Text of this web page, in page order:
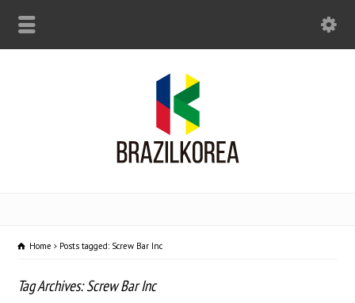
Home Posts tagged: Screw Bar Inc
Tag Archives: Screw Bar Inc